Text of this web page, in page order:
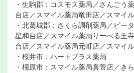
・生駒郡：コスモス薬局／さんごう
台店／スマイル薬局竜田店／スマイ
・北葛城郡：さくら調剤薬局／ピー
星和台店／スマイル薬局りーべる王
台店／スマイル薬局元町店／スマイ
・桜井市：ハートプラス薬局
・橿原市：スマイル薬局真菅店／き